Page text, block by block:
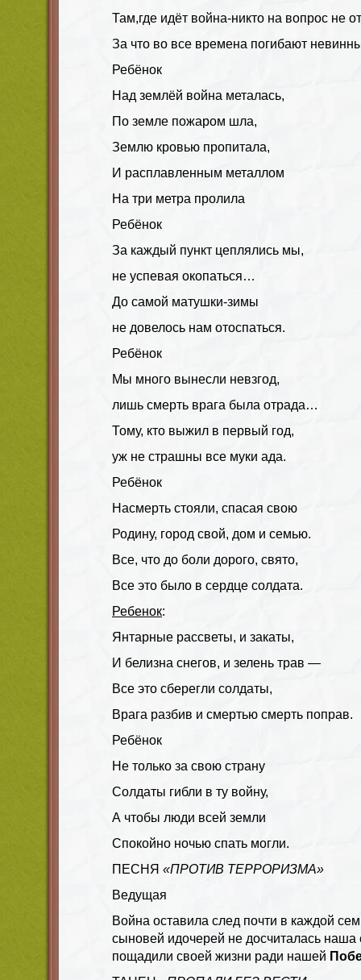
Там,где идёт война-никто на вопрос не
За что во все времена погибают
Ребёнок
Над землёй война металась,
По земле пожаром шла,
Землю кровью пропитала,
И расплавленным металлом
На три метра пролила
Ребёнок
За каждый пункт цеплялись мы,
не успевая окопаться…
До самой матушки-зимы
не довелось нам отоспаться.
Ребёнок
Мы много вынесли невзгод,
лишь смерть врага была отрада…
Тому, кто выжил в первый год,
уж не страшны все муки ада.
Ребёнок
Насмерть стояли, спасая свою
Родину, город свой, дом и семью.
Все, что до боли дорого, свято,
Все это было в сердце солдата.
Ребенок:
Янтарные рассветы, и закаты,
И белизна снегов, и зелень трав —
Все это сберегли солдаты,
Врага разбив и смертью смерть поправ.
Ребёнок
Не только за свою страну
Солдаты гибли в ту войну,
А чтобы люди всей земли
Спокойно ночью спать могли.
ПЕСНЯ «ПРОТИВ ТЕРРОРИЗМА»
Ведущая
Война оставила след почти в каждой
сыновей идочерей не досчиталась наша
пощадили своей жизни ради нашей